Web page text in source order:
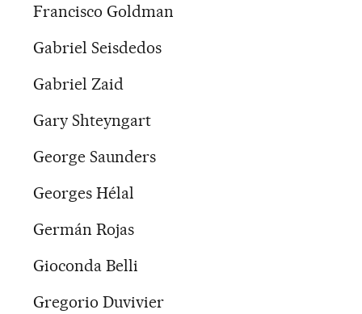
Francisco Goldman
Gabriel Seisdedos
Gabriel Zaid
Gary Shteyngart
George Saunders
Georges Hélal
Germán Rojas
Gioconda Belli
Gregorio Duvivier